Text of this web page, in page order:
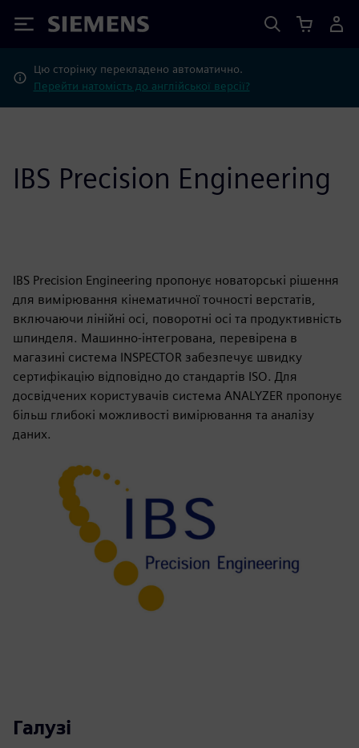
Siemens
Цю сторінку перекладено автоматично.
Перейти натомість до англійської версії?
IBS Precision Engineering
IBS Precision Engineering пропонує новаторські рішення
для вимірювання кінематичної точності верстатів,
включаючи лінійні осі, поворотні осі та продуктивність
шпинделя. Машинно-інтегрована, перевірена в
магазині система INSPECTOR забезпечує швидку
сертифікацію відповідно до стандартів ISO. Для
досвідчених користувачів система ANALYZER пропонує
більш глибокі можливості вимірювання та аналізу
даних.
Галузі